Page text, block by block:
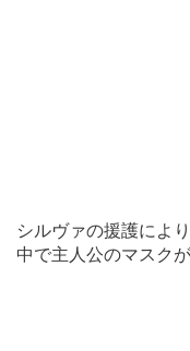
シルヴァの援護によ
中で主人公のマスク